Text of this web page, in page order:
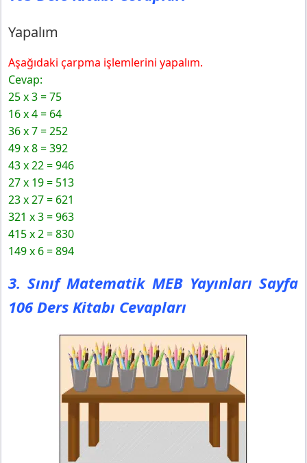
Yapalım
Aşağıdaki çarpma işlemlerini yapalım.
Cevap:
25 x 3 = 75
16 x 4 = 64
36 x 7 = 252
49 x 8 = 392
43 x 22 = 946
27 x 19 = 513
23 x 27 = 621
321 x 3 = 963
415 x 2 = 830
149 x 6 = 894
3. Sınıf Matematik MEB Yayınları Sayfa
106 Ders Kitabı Cevapları